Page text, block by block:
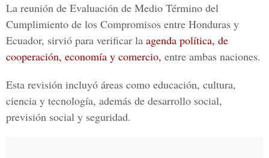
La reunión de Evaluación de Medio Término del
Cumplimiento de los Compromisos entre Honduras y
Ecuador, sirvió para verificar la agenda política, de
cooperación, economía y comercio, entre ambas naciones.
Esta revisión incluyó áreas como educación, cultura,
ciencia y tecnología, además de desarrollo social,
previsión social y seguridad.